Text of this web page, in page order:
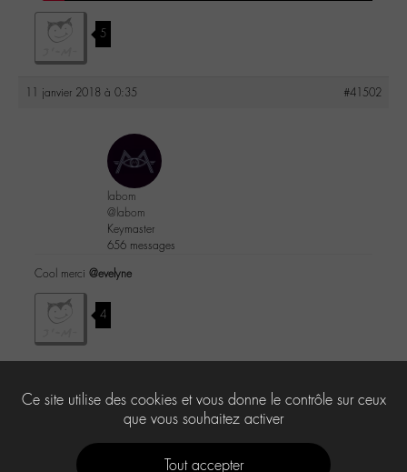
5
11 janvier 2018 à 0:35 #41502
labom
@labom
Keymaster
656 messages
Cool merci @evelyne
4
Le forum ‘-M-edia’ est fermé à de nouveaux sujets et réponses.
Ce site utilise des cookies et vous donne le contrôle sur ceux
que vous souhaitez activer
Tout accepter